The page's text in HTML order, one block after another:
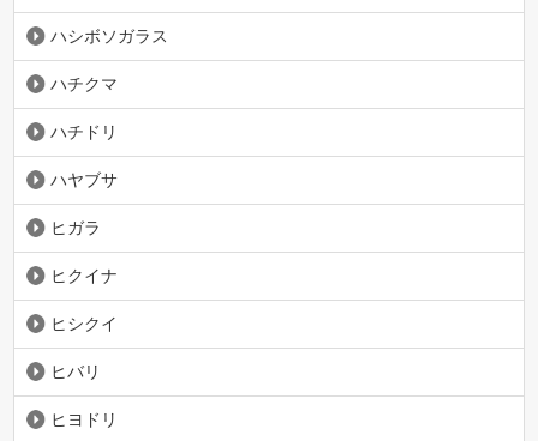
ハシボソガラス
ハチクマ
ハチドリ
ハヤブサ
ヒガラ
ヒクイナ
ヒシクイ
ヒバリ
ヒヨドリ